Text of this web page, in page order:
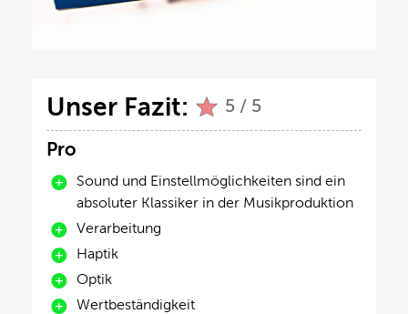
Unser Fazit: 5 / 5
Pro
Sound und Einstellmöglichkeiten sind ein
absoluter Klassiker in der Musikproduktion
Verarbeitung
Haptik
Optik
Wertbeständigkeit